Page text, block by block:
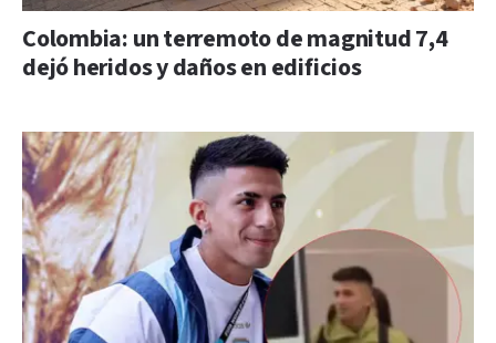
Colombia: un terremoto de magnitud 7,4
dejó heridos y daños en edificios